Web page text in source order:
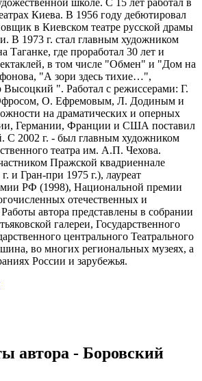
Киева. В 1956 году дебютировал
в Киевском театре русской драмы
В 1973 г. стал главным художником
Таганке, где проработал 30 лет и
в том числе "Обмен" и "Дом на
"А зори здесь тихие…",
". Работал с режиссерами: Г.
О. Ефремовым, Л. Додиным и
на драматических и оперных
Германии, Франции и США поставил
С 2002 г. - был главным художником
театра им. А.П. Чехова.
Пражской квадриеннале
и Гран-при 1975 г.), лауреат
РФ (1998), Национальной премии
отечественных и
автора представлены в собрании
галереи, Государственного
центрального Театрального
во многих региональных музеях, а
России и зарубежья.
автора - Боровский